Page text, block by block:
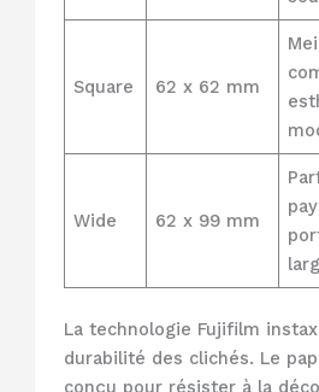
Square 62 x 62 mm
Wide 62 x 99 mm
La technologie Fujifilm
durabilité des clichés. Le
conçu pour résister à la